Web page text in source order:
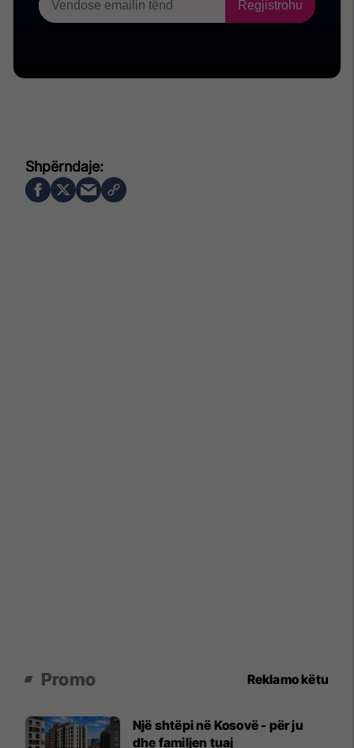
Promo Reklamo këtu
Një shtëpi në Kosovë - për ju
dhe familjen tuaj